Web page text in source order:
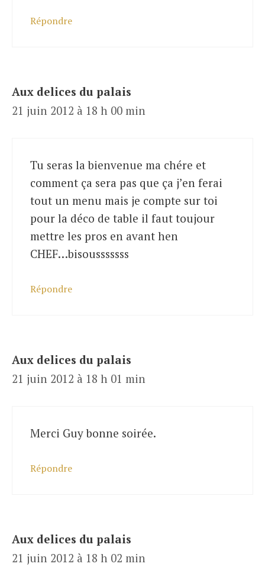
Répondre
Aux delices du palais
21 juin 2012 à 18 h 00 min
Tu seras la bienvenue ma chére et
comment ça sera pas que ça j’en ferai
tout un menu mais je compte sur toi
pour la déco de table il faut toujour
mettre les pros en avant hen
CHEF…bisousssssss
Répondre
Aux delices du palais
21 juin 2012 à 18 h 01 min
Merci Guy bonne soirée.
Répondre
Aux delices du palais
21 juin 2012 à 18 h 02 min